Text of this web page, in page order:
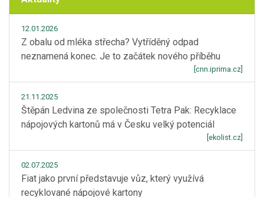
12.01.2026
Z obalu od mléka střecha? Vytříděný odpad
neznamená konec. Je to začátek nového příběhu
[cnn.iprima.cz]
21.11.2025
Štěpán Ledvina ze společnosti Tetra Pak: Recyklace
nápojových kartonů má v Česku velký potenciál
[ekolist.cz]
02.07.2025
Fiat jako první představuje vůz, který využívá
recyklované nápojové kartony